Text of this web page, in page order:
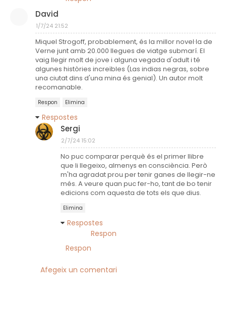
David
1/7/24 21:52
Miquel Strogoff, probablement, és la millor novel·la de
Verne junt amb 20.000 llegues de viatge submarí. El
vaig llegir molt de jove i alguna vegada d'adult i té
algunes històries increïbles (Las indias negras, sobre
una ciutat dins d'una mina és genial). Un autor molt
recomanable.
Respon Elimina
Respostes
Sergi
2/7/24 15:02
No puc comparar perquè és el primer llibre
que li llegeixo, almenys en consciència. Però
m'ha agradat prou per tenir ganes de llegir-ne
més. A veure quan puc fer-ho, tant de bo tenir
edicions com aquesta de tots els que dius.
Elimina
Respostes
Respon
Respon
Afegeix un comentari